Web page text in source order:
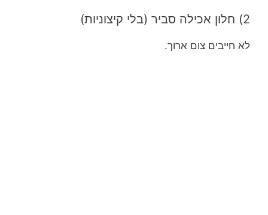
2) חלון אכילה סביר (בלי קיצוניות)
לא חייבים צום ארוך.